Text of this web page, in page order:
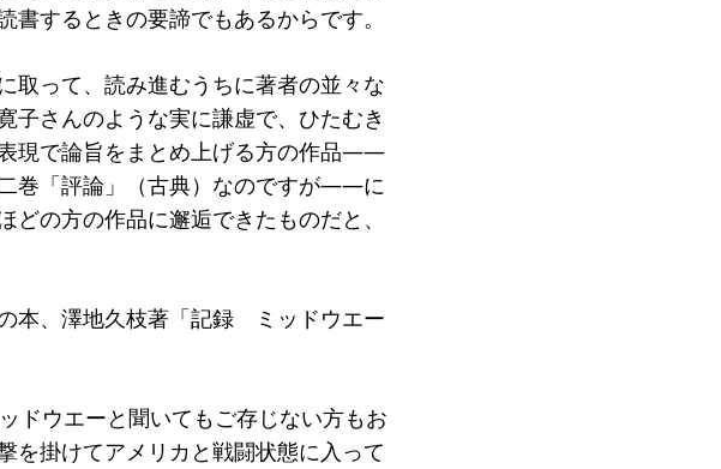
するときの要諦でもあるからです。
取って、読み進むうちに著者の並々な
子さんのような実に謙虚で、ひたむき
現で論旨をまとめ上げる方の作品――
巻「評論」（古典）なのですが――に
の方の作品に邂逅できたものだと、
本、澤地久枝著「記録 ミッドウエー
ドウエーと聞いてもご存じない方もお
を掛けてアメリカと戦闘状態に入って